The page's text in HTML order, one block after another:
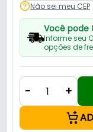
Não sei meu CEP
Você pode
Informe seu
opções de
- +